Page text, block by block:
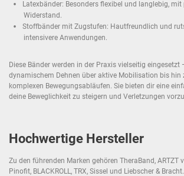
Latexbänder: Besonders flexibel und langlebig, mit
Widerstand.
Stoffbänder mit Zugstufen: Hautfreundlich und
intensivere Anwendungen.
Diese Bänder werden in der Praxis vielseitig
dynamischem Dehnen über aktive Mobilisation bis hin
komplexen Bewegungsabläufen. Sie bieten dir eine
deine Beweglichkeit zu steigern und Verletzungen
Hochwertige Hersteller
Zu den führenden Marken gehören TheraBand, ARTZT
Pinofit, BLACKROLL, TRX, Sissel und Liebscher &